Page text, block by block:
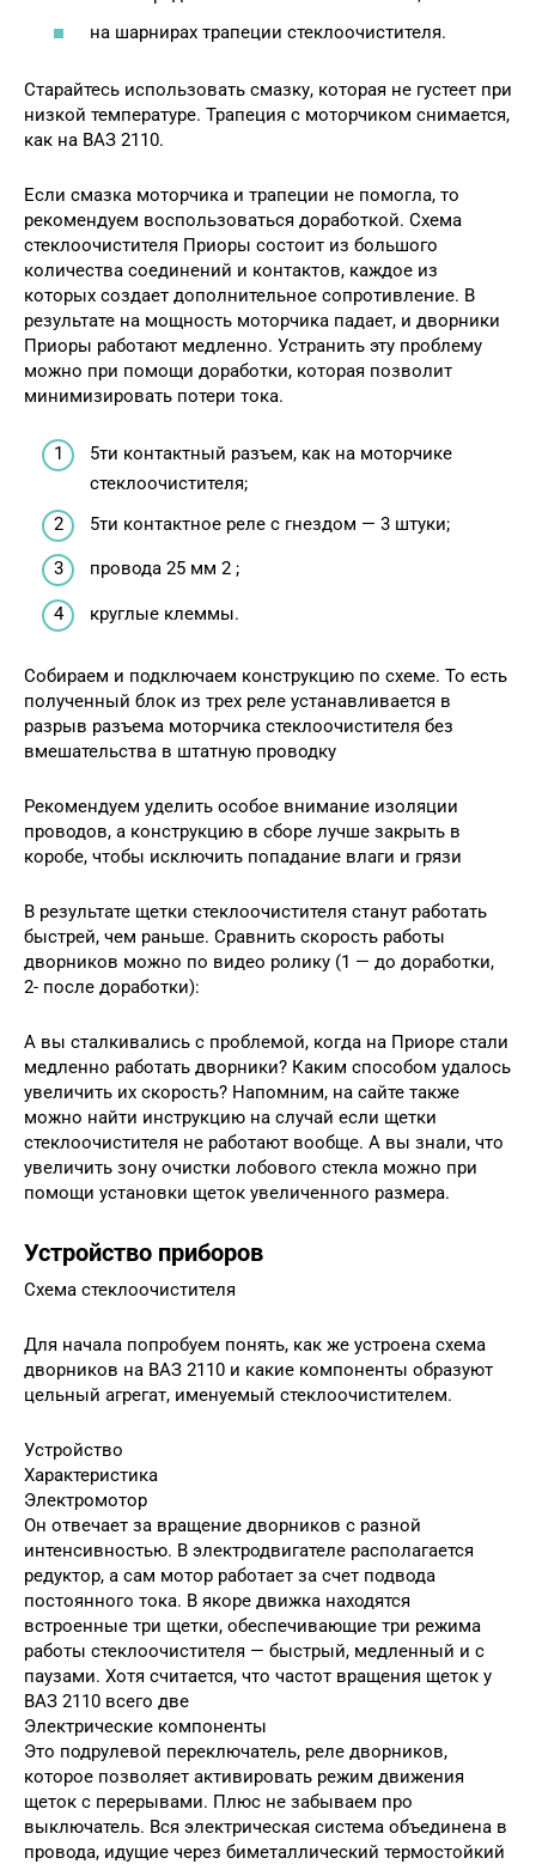
на шарнирах трапеции стеклоочистителя.
Старайтесь использовать смазку, которая не густеет при
низкой температуре. Трапеция с моторчиком снимается,
как на ВАЗ 2110.
Если смазка моторчика и трапеции не помогла, то
рекомендуем воспользоваться доработкой. Схема
стеклоочистителя Приоры состоит из большого
количества соединений и контактов, каждое из
которых создает дополнительное сопротивление. В
результате на мощность моторчика падает, и дворники
Приоры работают медленно. Устранить эту проблему
можно при помощи доработки, которая позволит
минимизировать потери тока.
5ти контактный разъем, как на моторчике
стеклоочистителя;
5ти контактное реле с гнездом — 3 штуки;
провода 25 мм 2 ;
круглые клеммы.
Собираем и подключаем конструкцию по схеме. То есть
полученный блок из трех реле устанавливается в
разрыв разъема моторчика стеклоочистителя без
вмешательства в штатную проводку
Рекомендуем уделить особое внимание изоляции
проводов, а конструкцию в сборе лучше закрыть в
коробе, чтобы исключить попадание влаги и грязи
В результате щетки стеклоочистителя станут работать
быстрей, чем раньше. Сравнить скорость работы
дворников можно по видео ролику (1 — до доработки,
2- после доработки):
А вы сталкивались с проблемой, когда на Приоре стали
медленно работать дворники? Каким способом удалось
увеличить их скорость? Напомним, на сайте также
можно найти инструкцию на случай если щетки
стеклоочистителя не работают вообще. А вы знали, что
увеличить зону очистки лобового стекла можно при
помощи установки щеток увеличенного размера.
Устройство приборов
Схема стеклоочистителя
Для начала попробуем понять, как же устроена схема
дворников на ВАЗ 2110 и какие компоненты образуют
цельный агрегат, именуемый стеклоочистителем.
Устройство
Характеристика
Электромотор
Он отвечает за вращение дворников с разной
интенсивностью. В электродвигателе располагается
редуктор, а сам мотор работает за счет подвода
постоянного тока. В якоре движка находятся
встроенные три щетки, обеспечивающие три режима
работы стеклоочистителя — быстрый, медленный и с
паузами. Хотя считается, что частот вращения щеток у
ВАЗ 2110 всего две
Электрические компоненты
Это подрулевой переключатель, реле дворников,
которое позволяет активировать режим движения
щеток с перерывами. Плюс не забываем про
выключатель. Вся электрическая система объединена в
провода, идущие через биметаллический термостойкий